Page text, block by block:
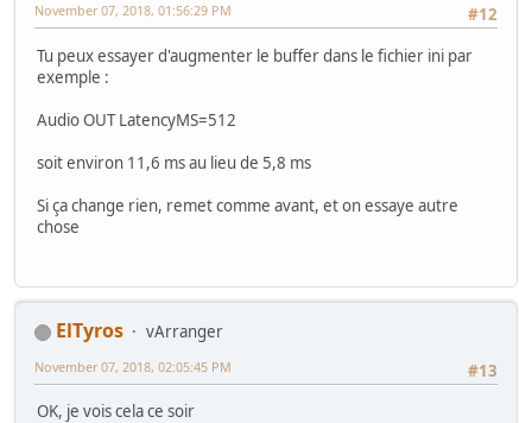
#12
November 07, 2018, 01:56:29 PM
Tu peux essayer d'augmenter le buffer dans le fichier ini par
exemple :
Audio OUT LatencyMS=512
soit environ 11,6 ms au lieu de 5,8 ms
Si ça change rien, remet comme avant, et on essaye autre
chose
ElTyros
vArranger
#13
November 07, 2018, 02:05:45 PM
OK, je vois cela ce soir